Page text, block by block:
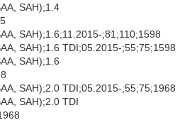
SAH);1.4
SAH);1.6;11.2015-;81;110;1598
SAH);1.6 TDI;05.2015-;55;75;1598
SAH);1.6
SAH);2.0 TDI;05.2015-;55;75;1968
SAH);2.0 TDI